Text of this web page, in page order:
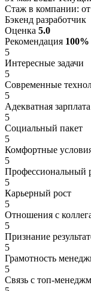
Стаж в компании:
Бэкенд разработчик
Оценка 5.0
Рекомендация 100%
5
Интересные задачи
5
Современные
5
Адекватная зарплата
5
Социальный пакет
5
Комфортные
5
Профессиональный
5
Карьерный рост
5
Отношения с
5
Признание
5
Грамотность
5
Связь с топ-